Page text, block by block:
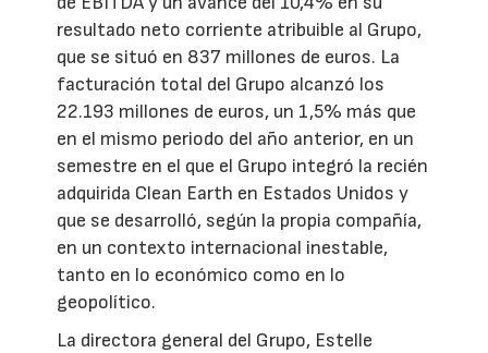
resultado neto corriente atribuible al Grupo,
que se situó en 837 millones de euros. La
facturación total del Grupo alcanzó los
22.193 millones de euros, un 1,5% más que
en el mismo periodo del año anterior, en un
semestre en el que el Grupo integró la recién
adquirida Clean Earth en Estados Unidos y
que se desarrolló, según la propia compañía,
en un contexto internacional inestable,
tanto en lo económico como en lo
geopolítico.
La directora general del Grupo, Estelle